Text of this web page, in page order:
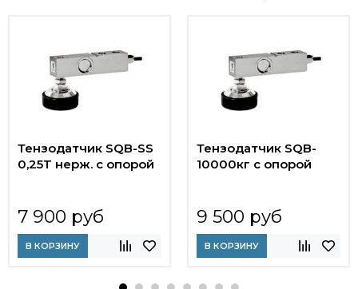
Тензодатчик SQB-SS
0,25T нерж. с опорой
7 900 руб
В КОРЗИНУ
Тензодатчик SQB-
10000кг с опорой
9 500 руб
В КОРЗИНУ